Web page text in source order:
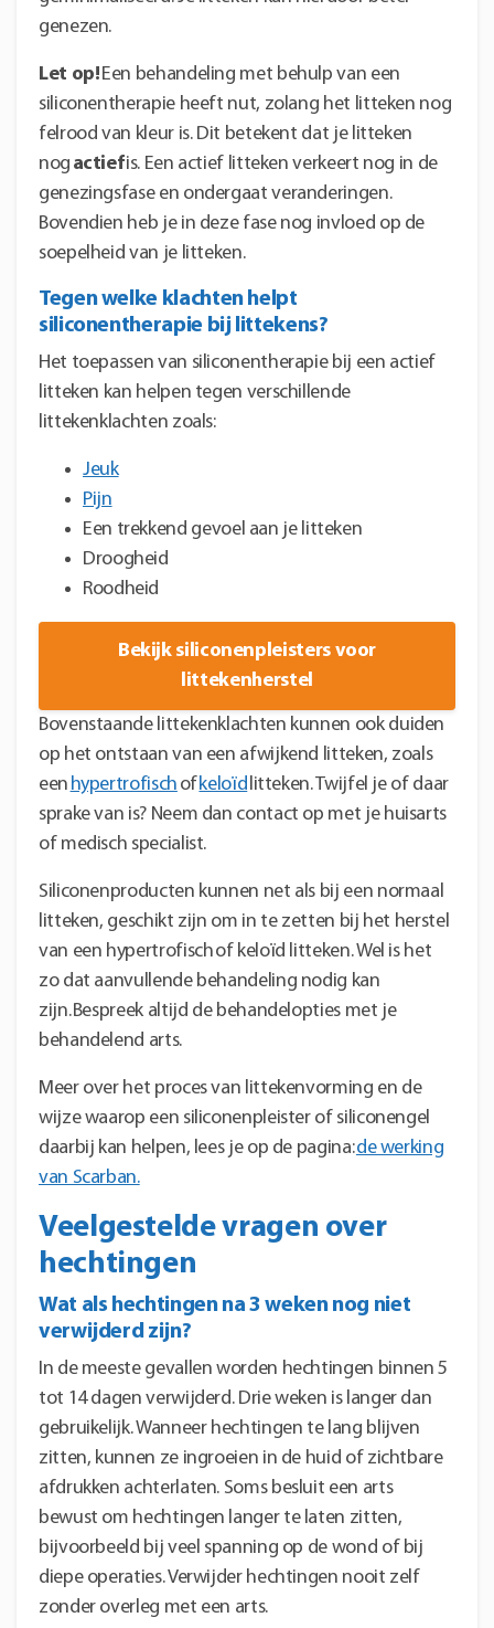
genezen.
Let op!Een behandeling met behulp van een
siliconentherapie heeft nut, zolang het litteken nog
felrood van kleur is. Dit betekent dat je litteken
nog actiefis. Een actief litteken verkeert nog in de
genezingsfase en ondergaat veranderingen.
Bovendien heb je in deze fase nog invloed op de
soepelheid van je litteken.
Tegen welke klachten helpt
siliconentherapie bij littekens?
Het toepassen van siliconentherapie bij een actief
litteken kan helpen tegen verschillende
littekenklachten zoals:
Jeuk
Pijn
Een trekkend gevoel aan je litteken
Droogheid
Roodheid
Bekijk siliconenpleisters voor
littekenherstel
Bovenstaande littekenklachten kunnen ook duiden
op het ontstaan van een afwijkend litteken, zoals
een hypertrofisch ofkeloïdlitteken. Twijfel je of daar
sprake van is? Neem dan contact op met je huisarts
of medisch specialist.
Siliconenproducten kunnen net als bij een normaal
litteken, geschikt zijn om in te zetten bij het herstel
van een hypertrofisch of keloïd litteken. Wel is het
zo dat aanvullende behandeling nodig kan
zijn. Bespreek altijd de behandelopties met je
behandelend arts.
Meer over het proces van littekenvorming en de
wijze waarop een siliconenpleister of siliconengel
daarbij kan helpen, lees je op de pagina:de werking
van Scarban.
Veelgestelde vragen over
hechtingen
Wat als hechtingen na 3 weken nog niet
verwijderd zijn?
In de meeste gevallen worden hechtingen binnen 5
tot 14 dagen verwijderd. Drie weken is langer dan
gebruikelijk. Wanneer hechtingen te lang blijven
zitten, kunnen ze ingroeien in de huid of zichtbare
afdrukken achterlaten. Soms besluit een arts
bewust om hechtingen langer te laten zitten,
bijvoorbeeld bij veel spanning op de wond of bij
diepe operaties. Verwijder hechtingen nooit zelf
zonder overleg met een arts.